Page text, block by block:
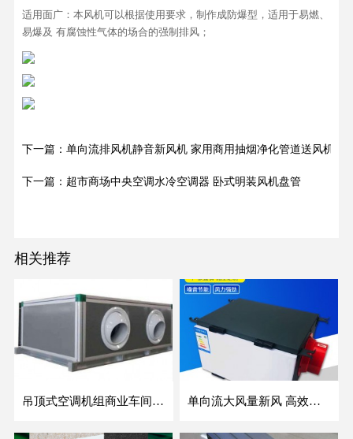
适用面广：本风机可以根据使用要求，制作成防爆型，适用于易燃、
易爆及 有腐蚀性气体的场合的强制排风；
下一篇：单向流排风机静音新风机 家用商用抽烟净化管道送风机
下一篇：超市商场中央空调水冷空调器 卧式明装风机盘管
相关推荐
吊顶式空调机组商业车间防爆新风空调器射流冷暖机组 单向流大风量新风 高效除霾全热交换新风机空气净化